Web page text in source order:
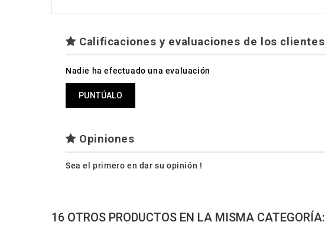
Calificaciones y evaluaciones de los clientes
Nadie ha efectuado una evaluación
PUNTÚALO
Opiniones
Sea el primero en dar su opinión !
16 OTROS PRODUCTOS EN LA MISMA CATEGORÍA: